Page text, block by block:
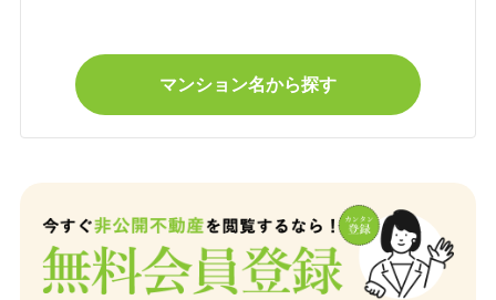
マンション名から探す